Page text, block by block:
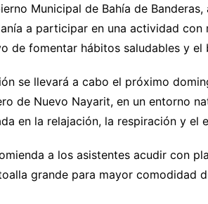
Municipal de Bahía de
a participar en una actividad
de fomentar hábitos saludables y el
se llevará a cabo el próximo
de Nuevo Nayarit, en un entorno
en la relajación, la respiración y el
a los asistentes acudir con
grande para mayor comodidad